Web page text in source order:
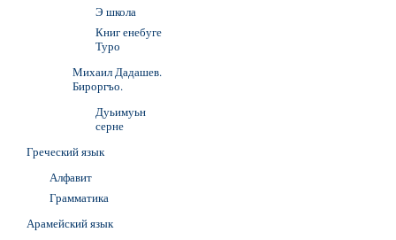
Э школа
Книг енебуге
Туро
Михаил Дадашев.
Бироргъо.
Дуьимуьн
серне
Греческий язык
Алфавит
Грамматика
Арамейский язык